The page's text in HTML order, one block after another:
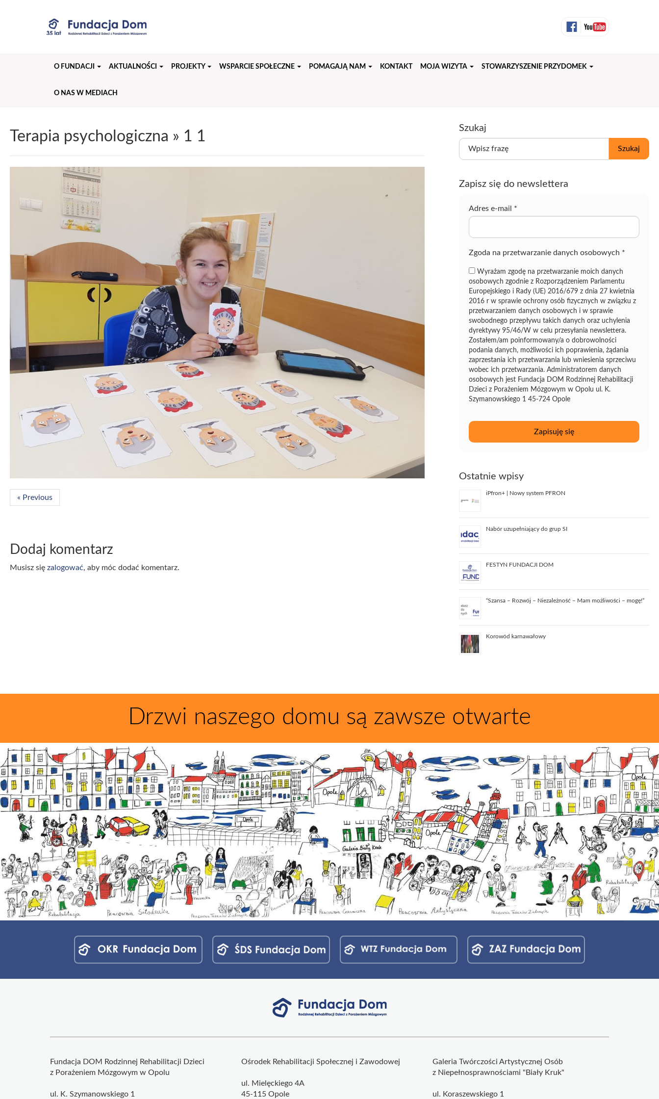
O FUNDACJI AKTUALNOŚCI PROJEKTY WSPARCIE SPOŁECZNE POMAGAJĄ NAM KONTAKT MOJA WIZYTA STOWARZYSZENIE PRZYDOMEK
O NAS W MEDIACH
Terapia psychologiczna » 1 1
« Previous
Dodaj komentarz
Musisz się zalogować, aby móc dodać komentarz.
Szukaj
W
z
Szukaj
Zapisz się do newslettera
Adres e-mail *
Zgoda na przetwarzanie danych osobowych *
Wyrażam zgodę na przetwarzanie moich danych
osobowych zgodnie z Rozporządzeniem Parlamentu
Europejskiego i Rady (UE) 2016/679 z dnia 27 kwietnia
2016 r w sprawie ochrony osób fizycznych w związku z
przetwarzaniem danych osobowych i w sprawie
swobodnego przepływu takich danych oraz uchylenia
dyrektywy 95/46/W w celu przesyłania newslettera.
Zostałem/am poinformowany/a o dobrowolności
podania danych, możliwości ich poprawienia, żądania
zaprzestania ich przetwarzania lub wniesienia sprzeciwu
wobec ich przetwarzania. Administratorem danych
osobowych jest Fundacja DOM Rodzinnej Rehabilitacji
Dzieci z Porażeniem Mózgowym w Opolu ul. K.
Szymanowskiego 1 45-724 Opole
Ostatnie wpisy
iPfron+ | Nowy system PFRON
Nabór uzupełniający do grup SI
FESTYN FUNDACJI DOM
“Szansa – Rozwój – Niezależność – Mam możliwości – mogę!”
Korowód karnawałowy
Drzwi naszego domu są zawsze otwarte
Fundacja DOM Rodzinnej Rehabilitacji Dzieci
z Porażeniem Mózgowym w Opolu
ul. K. Szymanowskiego 1
Ośrodek Rehabilitacji Społecznej i Zawodowej
ul. Mielęckiego 4A
45-115 Opole
Galeria Twórczości Artystycznej Osób
z Niepełnosprawnościami "Biały Kruk"
ul. Koraszewskiego 1